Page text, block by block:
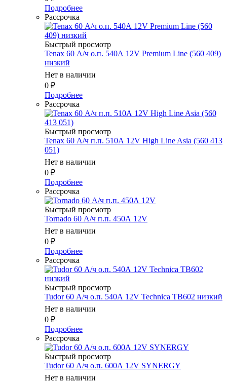
Подробнее
Рассрочка
Быстрый просмотр
Tenax 60 А/ч о.п. 540А 12V Premium Line (560 409)
низкий
Нет в наличии
0 ₽
Подробнее
Рассрочка
Быстрый просмотр
Tenax 60 А/ч п.п. 510А 12V High Line Asia (560 413
051)
Нет в наличии
0 ₽
Подробнее
Рассрочка
Быстрый просмотр
Tornado 60 А/ч п.п. 450А 12V
Нет в наличии
0 ₽
Подробнее
Рассрочка
Быстрый просмотр
Tudor 60 А/ч о.п. 540А 12V Technica TB602 низкий
Нет в наличии
0 ₽
Подробнее
Рассрочка
Быстрый просмотр
Tudor 60 А/ч о.п. 600А 12V SYNERGY
Нет в наличии